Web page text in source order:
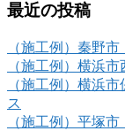
最近の投稿
（施工例）秦野
（施工例）横浜
（施工例）横浜
ス
（施工例）平塚